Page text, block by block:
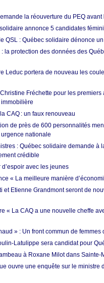
la réouverture du PEQ
annonce 5 candidates
QSL : Québec solidaire dénonce
la protection des données des
Leduc portera de nouveau les
Fréchette pour les
CAQ : un faux renouveau
de près de 600 personnalités
nationale
: Québec solidaire demande à
crédible
avec les jeunes
« La meilleure manière
et Etienne Grandmont seront de
« La CAQ a une nouvelle cheffe
» : Un front commun de
Latulippe sera candidat pour
à Roxane Milot dans Sainte-
ouvre une enquête sur le